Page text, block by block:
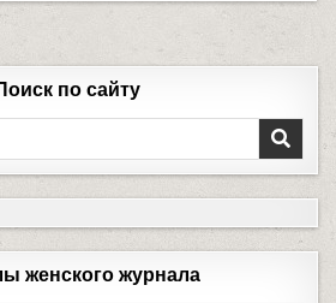
по сайту
женского журнала